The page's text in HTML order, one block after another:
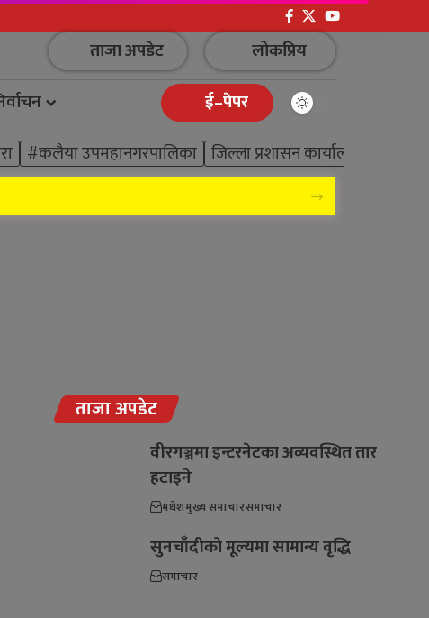
ताजा अपडेट
लोकप्रिय
ई–पेपर
#कलैया उपमहानगरपालिका जिल्ला प्रशासन कार्यालय बारा
ताजा अपडेट
वीरगञ्जमा इन्टरनेटका अव्यवस्थित तार
हटाइने
मधेशमुख्य समाचारसमाचार
सुनचाँदीको मूल्यमा सामान्य वृद्धि
समाचार